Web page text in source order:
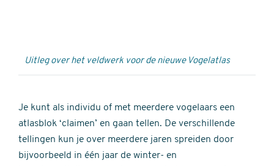
Uitleg over het veldwerk voor de nieuwe Vogelatlas
Je kunt als individu of met meerdere vogelaars een
atlasblok ‘claimen’ en gaan tellen. De verschillende
tellingen kun je over meerdere jaren spreiden door
bijvoorbeeld in één jaar de winter- en